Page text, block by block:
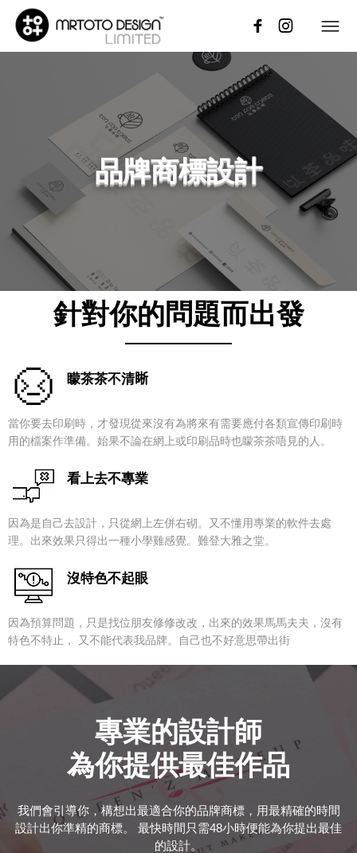
​品牌商標設計
針對你的問題而出發
矇茶茶不清𥇦
當你要去印刷時，才發現從來沒有為將來有需要應付各類宣傳印刷時
用的檔案作準備。始果不論在網上或印刷品時也矇茶茶唔見的人。
看上去不專業
因為是自己去設計，只從網上左併右砌。又不懂用專業的軟件去處
理。出來效果只得出一種小學雞感覺。難登大雅之堂。
沒特色不起眼
因為預算問題，只是找位朋友修修改改，出來的效果馬馬夫夫，沒有
特色不特止， 又不能代表我品牌。自己也不好意思帶出街
專業的設計師
​為你提供最佳作品
我們會引導你，構想出最適合你的品牌商標，用最精確的時間
設計出你準精的商標。 最快時間只需48小時便能為你提出​最佳
的設計。